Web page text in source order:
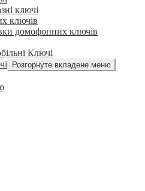
ключі
ключів
домофонних ключів
Ключі
Розгорнуте вкладене меню